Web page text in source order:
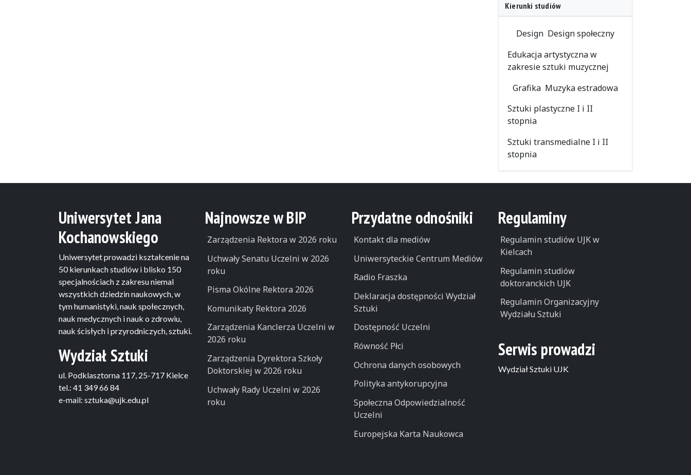
Kierunki studiów
Design Design społeczny
Edukacja artystyczna w
zakresie sztuki muzycznej
Grafika Muzyka estradowa
Sztuki plastyczne I i II
stopnia
Sztuki transmedialne I i II
stopnia
Uniwersytet Jana
Kochanowskiego
Uniwersytet prowadzi kształcenie na
50 kierunkach studiów i blisko 150
specjalnościach z zakresu niemal
wszystkich dziedzin naukowych, w
tym humanistyki, nauk społecznych,
nauk medycznych i nauk o zdrowiu,
nauk ścisłych i przyrodniczych, sztuki.
Wydział Sztuki
ul. Podklasztorna 117, 25-717 Kielce
tel.: 41 349 66 84
e-mail: sztuka@ujk.edu.pl
Najnowsze w BIP
Zarządzenia Rektora w 2026 roku
Uchwały Senatu Uczelni w 2026
roku
Pisma Okólne Rektora 2026
Komunikaty Rektora 2026
Zarządzenia Kanclerza Uczelni w
2026 roku
Zarządzenia Dyrektora Szkoły
Doktorskiej w 2026 roku
Uchwały Rady Uczelni w 2026
roku
Przydatne odnośniki
Kontakt dla mediów
Uniwersyteckie Centrum Mediów
Radio Fraszka
Deklaracja dostępności Wydział
Sztuki
Dostępność Uczelni
Równość Płci
Ochrona danych osobowych
Polityka antykorupcyjna
Społeczna Odpowiedzialność
Uczelni
Europejska Karta Naukowca
Regulaminy
Regulamin studiów UJK w
Kielcach
Regulamin studiów
doktoranckich UJK
Regulamin Organizacyjny
Wydziału Sztuki
Serwis prowadzi
Wydział Sztuki UJK